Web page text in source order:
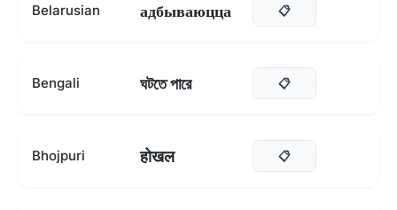
Belarusian адбываюцца 📋
Bengali ঘটতে পারে 📋
Bhojpuri होखल 📋